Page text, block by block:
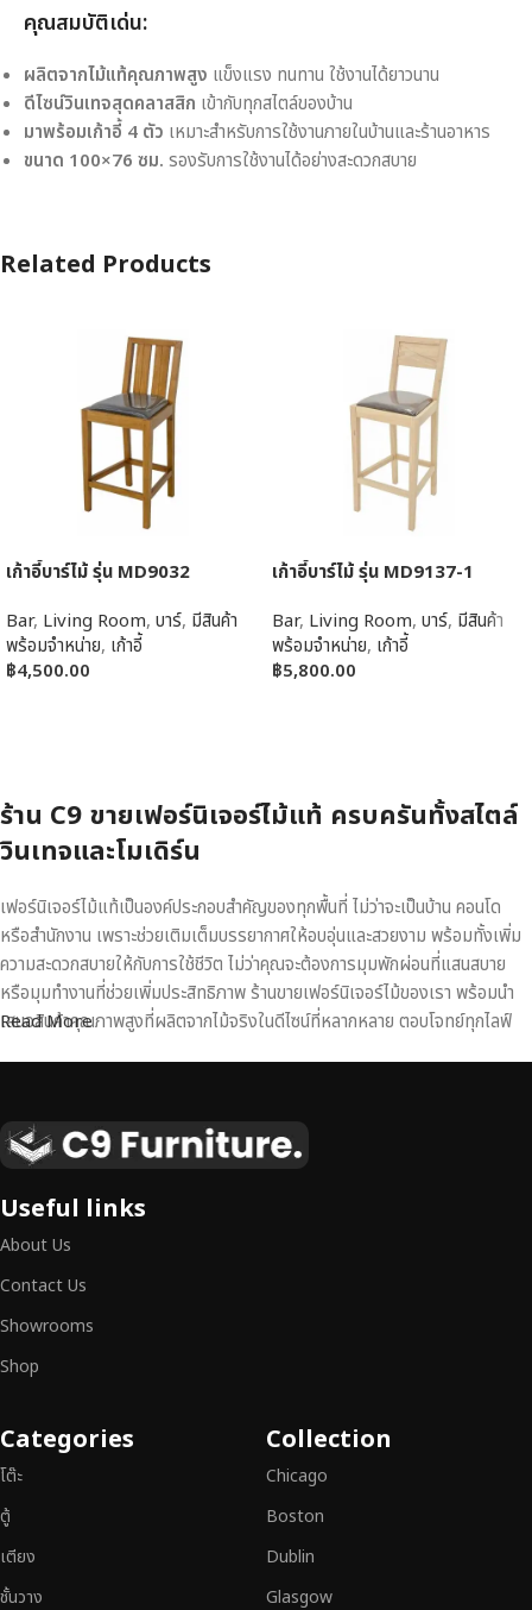
คุณสมบัติเด่น:
ผลิตจากไม้แท้คุณภาพสูง แข็งแรง ทนทาน ใช้งานได้ยาวนาน
ดีไซน์วินเทจสุดคลาสสิก เข้ากับทุกสไตล์ของบ้าน
มาพร้อมเก้าอี้ 4 ตัว เหมาะสำหรับการใช้งานภายในบ้านและร้านอาหาร
ขนาด 100×76 ซม. รองรับการใช้งานได้อย่างสะดวกสบาย
Related Products
เก้าอี้บาร์ไม้ รุ่น MD9032
Bar, Living Room, บาร์, มีสินค้า
พร้อมจำหน่าย, เก้าอี้
฿4,500.00
เก้าอี้บาร์ไม้ รุ่น MD9137-1
Bar, Living Room, บาร์, มีสินค้า
พร้อมจำหน่าย, เก้าอี้
฿5,800.00
ร้าน C9 ขายเฟอร์นิเจอร์ไม้แท้ ครบครันทั้งสไตล์
วินเทจและโมเดิร์น
เฟอร์นิเจอร์ไม้แท้เป็นองค์ประกอบสำคัญของทุกพื้นที่ ไม่ว่าจะเป็นบ้าน คอนโด
หรือสำนักงาน เพราะช่วยเติมเต็มบรรยากาศให้อบอุ่นและสวยงาม พร้อมทั้งเพิ่ม
ความสะดวกสบายให้กับการใช้ชีวิต ไม่ว่าคุณจะต้องการมุมพักผ่อนที่แสนสบาย
หรือมุมทำงานที่ช่วยเพิ่มประสิทธิภาพ ร้านขายเฟอร์นิเจอร์ไม้ของเรา พร้อมนำ
เสนอสินค้าคุณภาพสูงที่ผลิตจากไม้จริงในดีไซน์ที่หลากหลาย ตอบโจทย์ทุกไลฟ์
เหนือระดับ
เฟอร์นิเจอร์ไม้ไม่ใช่เพียงของตกแต่ง แต่เป็นงานศิลปะที่สะท้อนถึงรสนิยมและ
สามารถผสานความสวยงาม ความแข็งแรง และการใช้งานที่ตอบโจทย์ทุกความ
ต้องการได้อย่างลงตัว เฟอร์นิเจอร์ทุกชิ้นของเราผลิตจากวัสดุคุณภาพสูง ผ่าน
การตรวจสอบมาตรฐานอย่างเคร่งครัด
สิก และการใช้งานที่ยาวนาน
ประกันคุณภาพและการบริการที่ดีที่สุด
Read More
Useful links
About Us
Contact Us
Showrooms
Shop
Categories
โต๊ะ
ตู้
เตียง
ชั้นวาง
Collection
Chicago
Boston
Dublin
Glasgow